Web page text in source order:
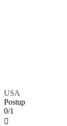
USA
Postup
0/1
